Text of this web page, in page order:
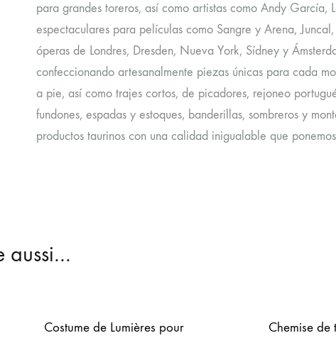
para grandes toreros, así como artistas como Andy García,
espectaculares para películas como Sangre y Arena,
óperas de Londres, Dresden, Nueva York, Sídney y
confeccionando artesanalmente piezas únicas para cada
a pie, así como trajes cortos, de picadores, rejoneo
fundones, espadas y estoques, banderillas, sombreros y
productos taurinos con una calidad inigualable que
aussi…
Costume de Lumières pour
Chemise de